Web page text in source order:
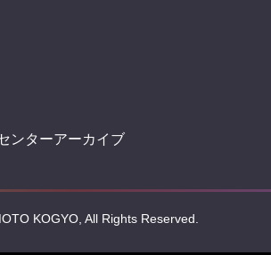
ンターアーカイブ
KOGYO, All Rights Reserved.